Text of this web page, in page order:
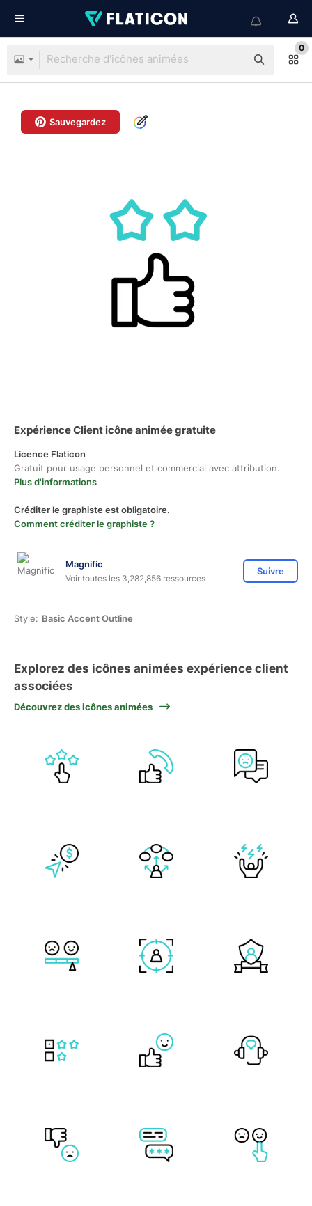
0
Sauvegardez
Expérience Client icône animée gratuite
Licence Flaticon
Gratuit pour usage personnel et commercial avec attribution.
Plus d'informations
Créditer le graphiste est obligatoire.
Comment créditer le graphiste ?
Magnific
Voir toutes les 3,282,856 ressources
Suivre
Style: Basic Accent Outline
Explorez des icônes animées expérience client
associées
Découvrez des icônes animées